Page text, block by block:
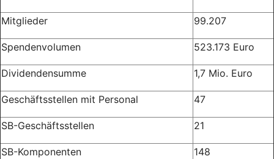
Mitglieder 99.207
Spendenvolumen 523.173 Euro
Dividendensumme 1,7 Mio. Euro
Geschäftsstellen mit Personal 47
SB-Geschäftsstellen 21
SB-Komponenten 148